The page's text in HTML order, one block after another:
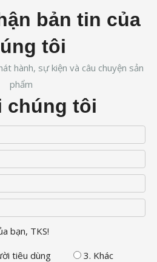
bản tin của
tôi
hành, sự kiện và câu chuyện sản
phẩm
chúng tôi
bạn, TKS!
tiêu dùng 3. Khác